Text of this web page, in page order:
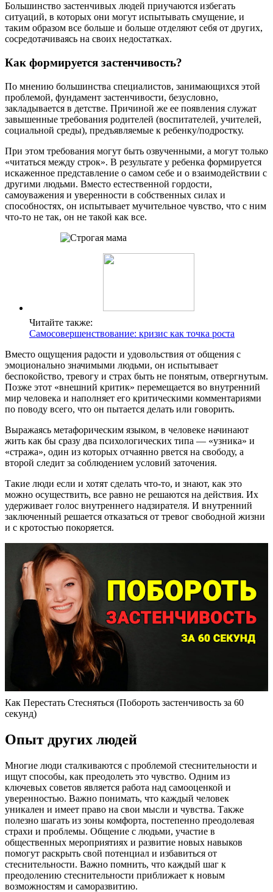
Большинство застенчивых людей приучаются избегать
ситуаций, в которых они могут испытывать смущение, и
таким образом все больше и больше отделяют себя от других,
сосредотачиваясь на своих недостатках.
Как формируется застенчивость?
По мнению большинства специалистов, занимающихся этой
проблемой, фундамент застенчивости, безусловно,
закладывается в детстве. Причиной же ее появления служат
завышенные требования родителей (воспитателей, учителей,
социальной среды), предъявляемые к ребенку/подростку.
При этом требования могут быть озвученными, а могут только
«читаться между строк». В результате у ребенка формируется
искаженное представление о самом себе и о взаимодействии с
другими людьми. Вместо естественной гордости,
самоуважения и уверенности в собственных силах и
способностях, он испытывает мучительное чувство, что с ним
что-то не так, он не такой как все.
Читайте также:
Самосовершенствование: кризис как точка роста
Вместо ощущения радости и удовольствия от общения с
эмоционально значимыми людьми, он испытывает
беспокойство, тревогу и страх быть не понятым, отвергнутым.
Позже этот «внешний критик» перемещается во внутренний
мир человека и наполняет его критическими комментариями
по поводу всего, что он пытается делать или говорить.
Выражаясь метафорическим языком, в человеке начинают
жить как бы сразу два психологических типа — «узника» и
«стража», один из которых отчаянно рвется на свободу, а
второй следит за соблюдением условий заточения.
Такие люди если и хотят сделать что-то, и знают, как это
можно осуществить, все равно не решаются на действия. Их
удерживает голос внутреннего надзирателя. И внутренний
заключенный решается отказаться от тревог свободной жизни
и с кротостью покоряется.
Как Перестать Стесняться (Побороть застенчивость за 60
секунд)
Опыт других людей
Многие люди сталкиваются с проблемой стеснительности и
ищут способы, как преодолеть это чувство. Одним из
ключевых советов является работа над самооценкой и
уверенностью. Важно понимать, что каждый человек
уникален и имеет право на свои мысли и чувства. Также
полезно шагать из зоны комфорта, постепенно преодолевая
страхи и проблемы. Общение с людьми, участие в
общественных мероприятиях и развитие новых навыков
помогут раскрыть свой потенциал и избавиться от
стеснительности. Важно помнить, что каждый шаг к
преодолению стеснительности приближает к новым
возможностям и саморазвитию.